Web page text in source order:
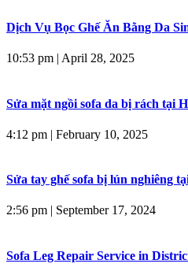
Dịch Vụ Bọc Ghế Ăn Bằng Da
10:53 pm | April 28, 2025
Sửa mặt ngồi sofa da bị rách tại
4:12 pm | February 10, 2025
Sửa tay ghế sofa bị lún nghiêng
2:56 pm | September 17, 2024
Sofa Leg Repair Service in